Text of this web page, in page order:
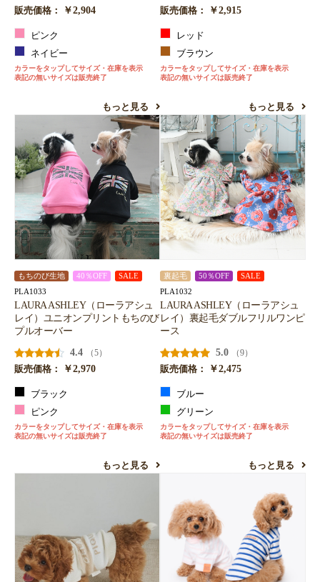
販売価格：
￥2,904
ピンク
ネイビー
カラーをタップしてサイズ・在庫を表示
表記の無いサイズは販売終了
もっと見る
販売価格：
￥2,915
レッド
ブラウン
カラーをタップしてサイズ・在庫を表示
表記の無いサイズは販売終了
もっと見る
もちのび生地 40％OFF SALE
PLA1033
LAURA ASHLEY（ローラアシュ
レイ）ユニオンプリントもちのび
プルオーバー
4.4
（5）
販売価格：
￥2,970
ブラック
ピンク
カラーをタップしてサイズ・在庫を表示
表記の無いサイズは販売終了
もっと見る
裏起毛 50％OFF SALE
PLA1032
LAURA ASHLEY（ローラアシュ
レイ）裏起毛ダブルフリルワンピ
ース
5.0
（9）
販売価格：
￥2,475
ブルー
グリーン
カラーをタップしてサイズ・在庫を表示
表記の無いサイズは販売終了
もっと見る